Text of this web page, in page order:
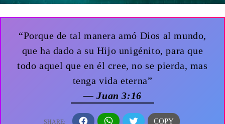
“Porque de tal manera amó Dios al mundo,
que ha dado a su Hijo unigénito, para que
todo aquel que en él cree, no se pierda, mas
tenga vida eterna”
— Juan 3:16